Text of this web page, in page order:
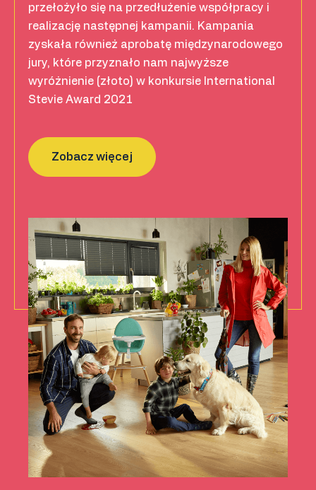
przełożyło się na przedłużenie współpracy i
realizację następnej kampanii. Kampania
zyskała również aprobatę międzynarodowego
jury, które przyznało nam najwyższe
wyróżnienie (złoto) w konkursie International
Stevie Award 2021
Zobacz więcej